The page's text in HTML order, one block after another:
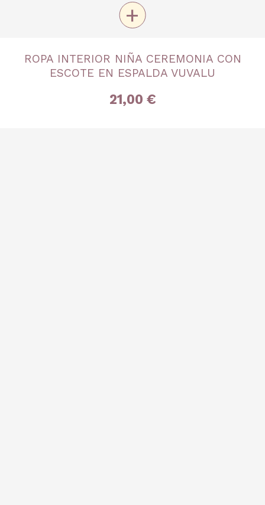
4 años 6 años 8 años 10 años
12 años
+
ROPA INTERIOR NIÑA CEREMONIA CON
ESCOTE EN ESPALDA VUVALU
21,00 €